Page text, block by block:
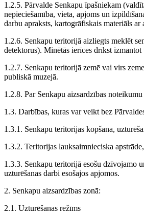
1.2.5. Pārvalde Senkapu īpašniekam
nepieciešamība, vieta, apjoms un
darbu apraksts, kartogrāfiskais materiāls
1.2.6. Senkapu teritorijā aizliegts meklēt
detektorus). Minētās ierīces drīkst
1.2.7. Senkapu teritorijā zemē vai virs
publiskā muzejā.
1.2.8. Par Senkapu aizsardzības
1.3. Darbības, kuras var veikt bez
1.3.1. Senkapu teritorijas kopšana,
1.3.2. Teritorijas lauksaimnieciska
1.3.3. Senkapu teritorijā esošu dzīvojamo
uzturēšanas darbi esošajos apjomos.
2. Senkapu aizsardzības zonā:
2.1. Uzturēšanas režīms